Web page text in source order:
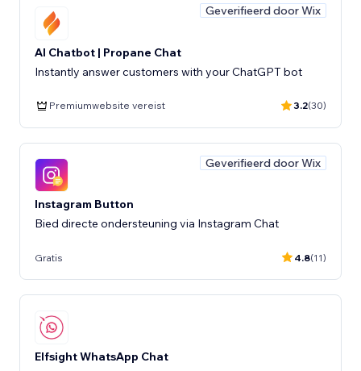
Geverifieerd door Wix
AI Chatbot | Propane Chat
Instantly answer customers with your ChatGPT bot
Premiumwebsite vereist 3.2(30)
Geverifieerd door Wix
Instagram Button
Bied directe ondersteuning via Instagram Chat
Gratis 4.8(11)
Elfsight WhatsApp Chat